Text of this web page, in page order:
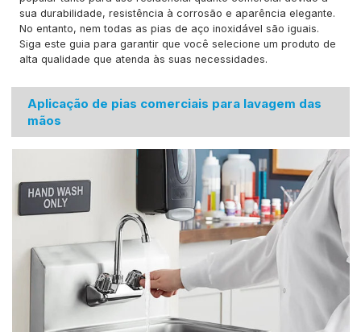
sua durabilidade, resistência à corrosão e aparência elegante.
No entanto, nem todas as pias de aço inoxidável são iguais.
Siga este guia para garantir que você selecione um produto de
alta qualidade que atenda às suas necessidades.
Aplicação de pias comerciais para lavagem das
mãos